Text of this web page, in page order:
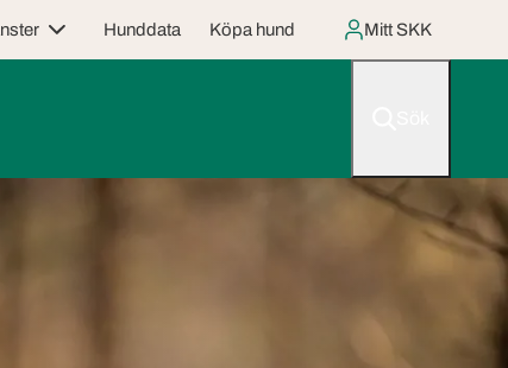
Hunddata Köpa hund Mitt SKK